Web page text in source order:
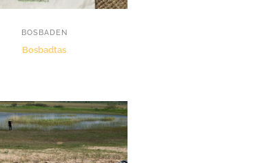
BOSBADEN
Bosbadtas